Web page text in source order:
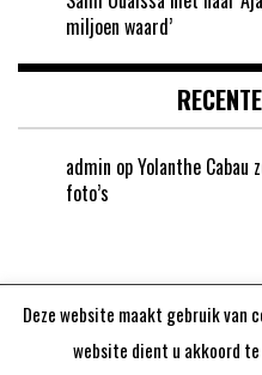
miljoen waard’
admin opYolanthe Cabau
foto’s
Deze website maakt gebruik van
website dient u akkoord